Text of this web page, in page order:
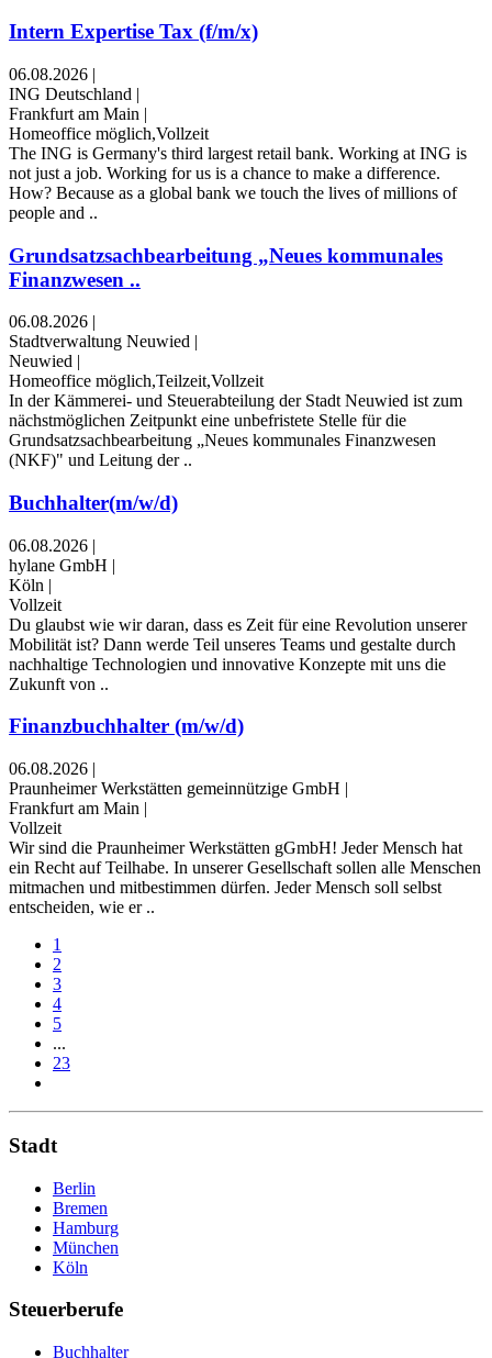
Intern Expertise Tax (f/m/x)
06.08.2026 |
ING Deutschland |
Frankfurt am Main |
Homeoffice möglich,Vollzeit
The ING is Germany's third largest retail bank. Working at ING is
not just a job. Working for us is a chance to make a difference.
How? Because as a global bank we touch the lives of millions of
people and ..
Grundsatzsachbearbeitung „Neues kommunales
Finanzwesen ..
06.08.2026 |
Stadtverwaltung Neuwied |
Neuwied |
Homeoffice möglich,Teilzeit,Vollzeit
In der Kämmerei- und Steuerabteilung der Stadt Neuwied ist zum
nächstmöglichen Zeitpunkt eine unbefristete Stelle für die
Grundsatzsachbearbeitung „Neues kommunales Finanzwesen
(NKF)" und Leitung der ..
Buchhalter(m/w/d)
06.08.2026 |
hylane GmbH |
Köln |
Vollzeit
Du glaubst wie wir daran, dass es Zeit für eine Revolution unserer
Mobilität ist? Dann werde Teil unseres Teams und gestalte durch
nachhaltige Technologien und innovative Konzepte mit uns die
Zukunft von ..
Finanzbuchhalter (m/w/d)
06.08.2026 |
Praunheimer Werkstätten gemeinnützige GmbH |
Frankfurt am Main |
Vollzeit
Wir sind die Praunheimer Werkstätten gGmbH! Jeder Mensch hat
ein Recht auf Teilhabe. In unserer Gesellschaft sollen alle Menschen
mitmachen und mitbestimmen dürfen. Jeder Mensch soll selbst
entscheiden, wie er ..
1
2
3
4
5
...
23
Stadt
Berlin
Bremen
Hamburg
München
Köln
Steuerberufe
Buchhalter